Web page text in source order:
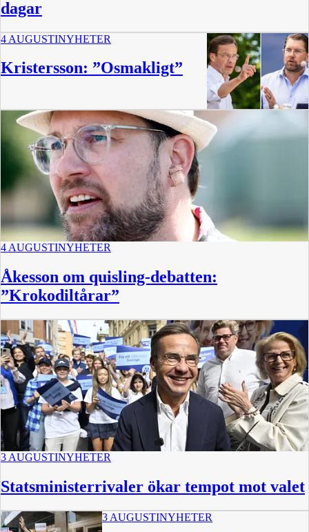
dagar
4 AUGUSTINYHETER
Kristersson: ”Osmakligt”
4 AUGUSTINYHETER
Åkesson om quisling-debatten:
”Krokodiltårar”
3 AUGUSTINYHETER
Statsministerrivaler ökar tempot mot valet
3 AUGUSTINYHETER